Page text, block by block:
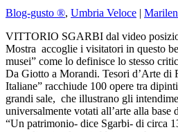
Blog-gusto ®, Umbria Veloce |
VITTORIO SGARBI dal video
Mostra accoglie i visitatori in questo
musei” come lo definisce lo stesso
Da Giotto a Morandi. Tesori d’Arte di
Italiane” racchiude 100 opere tra
grandi sale, che illustrano gli
universalmente votati all’arte alla base
“Un patrimonio- dice Sgarbi- di circa